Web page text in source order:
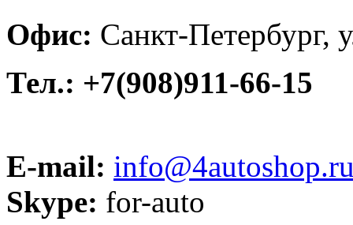
Офис: Санкт-Петербург,
Тел.: +7(908)911-66-15
E-mail:
Skype: for-auto